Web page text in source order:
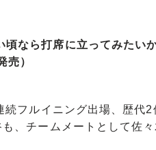
なら打席に立ってみたいか
売）
フルイニング出場、歴代
、チームメートとして佐